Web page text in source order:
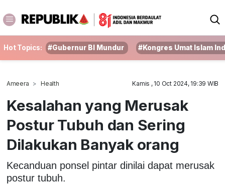
Hot Topics: #Gubernur BI Mundur #Kongres Umat Islam
Ameera Health Kamis , 10 Oct 2024, 19:39 WIB
Kesalahan yang Merusak
Postur Tubuh dan Sering
Dilakukan Banyak orang
Kecanduan ponsel pintar dinilai dapat merusak
postur tubuh.